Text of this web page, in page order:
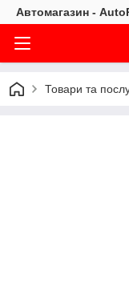
Автомагазин -
Товари та